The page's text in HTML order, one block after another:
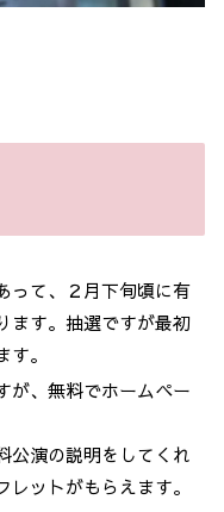
って、２月下旬頃に有
ます。抽選ですが最初
。
が、無料でホームペー
公演の説明をしてくれ
ットがもらえます。